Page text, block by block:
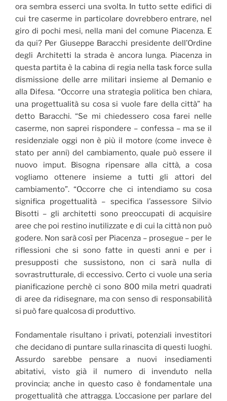
ora sembra esserci una svolta. In tutto sette edifici di
cui tre caserme in particolare dovrebbero entrare, nel
giro di pochi mesi, nella mani del comune Piacenza. E
da qui? Per Giuseppe Baracchi presidente dell’Ordine
degli Architetti la strada è ancora lunga. Piacenza in
questa partita è la cabina di regia nella task force sulla
dismissione delle arre militari insieme al Demanio e
alla Difesa. “Occorre una strategia politica ben chiara,
una progettualità su cosa si vuole fare della città” ha
detto Baracchi. “Se mi chiedessero cosa farei nelle
caserme, non saprei rispondere – confessa – ma se il
residenziale oggi non è più il motore (come invece è
stato per anni) del cambiamento, quale può essere il
nuovo imput. Bisogna ripensare alla città, a cosa
vogliamo ottenere insieme a tutti gli attori del
cambiamento”. “Occorre che ci intendiamo su cosa
significa progettualità – specifica l’assessore Silvio
Bisotti – gli architetti sono preoccupati di acquisire
aree che poi restino inutilizzate e di cui la città non può
godere. Non sarà così per Piacenza – prosegue – per le
riflessioni che si sono fatte in questi anni e per i
presupposti che sussistono, non ci sarà nulla di
sovrastrutturale, di eccessivo. Certo ci vuole una seria
pianificazione perchè ci sono 800 mila metri quadrati
di aree da ridisegnare, ma con senso di responsabilità
si può fare qualcosa di produttivo.
Fondamentale risultano i privati, potenziali investitori
che decidano di puntare sulla rinascita di questi luoghi.
Assurdo sarebbe pensare a nuovi insediamenti
abitativi, visto già il numero di invenduto nella
provincia; anche in questo caso è fondamentale una
progettualità che attragga. L’occasione per parlare del